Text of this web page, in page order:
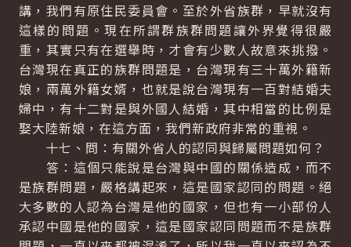
講，我們有原住民委員會。至於外省族群，早就沒有
這樣的問題。現在所謂群族群問題讓外界覺得很嚴
重，其實只有在選舉時，才會有少數人故意來挑撥。
台灣現在真正的族群問題是，台灣現有三十萬外籍新
娘，兩萬外籍女婿，也就是說台灣現有一百對結婚夫
婦中，有十二對是與外國人結婚，其中相當的比例是
娶大陸新娘，在這方面，我們新政府非常的重視。
十七、問：有關外省人的認同與歸屬問題如何？
答：這個只能說是台灣與中國的關係造成，而不
是族群問題，嚴格講起來，這是國家認同的問題。絕
大多數的人認為台灣是他的國家，但也有一小部份人
承認中國是他的國家，這是國家認同問題而不是族群